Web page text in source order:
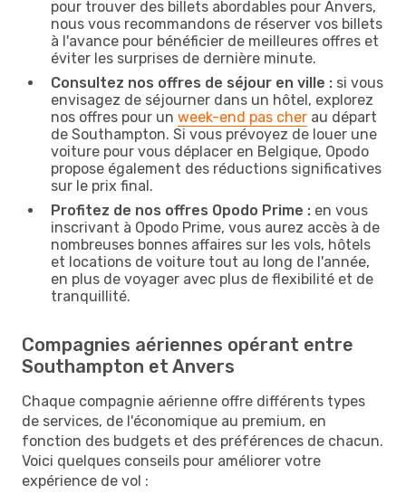
pour trouver des billets abordables pour Anvers,
nous vous recommandons de réserver vos billets
à l'avance pour bénéficier de meilleures offres et
éviter les surprises de dernière minute.
Consultez nos offres de séjour en ville : si vous
envisagez de séjourner dans un hôtel, explorez
nos offres pour un week-end pas cher au départ
de Southampton. Si vous prévoyez de louer une
voiture pour vous déplacer en Belgique, Opodo
propose également des réductions significatives
sur le prix final.
Profitez de nos offres Opodo Prime : en vous
inscrivant à Opodo Prime, vous aurez accès à de
nombreuses bonnes affaires sur les vols, hôtels
et locations de voiture tout au long de l'année,
en plus de voyager avec plus de flexibilité et de
tranquillité.
Compagnies aériennes opérant entre
Southampton et Anvers
Chaque compagnie aérienne offre différents types
de services, de l'économique au premium, en
fonction des budgets et des préférences de chacun.
Voici quelques conseils pour améliorer votre
expérience de vol :